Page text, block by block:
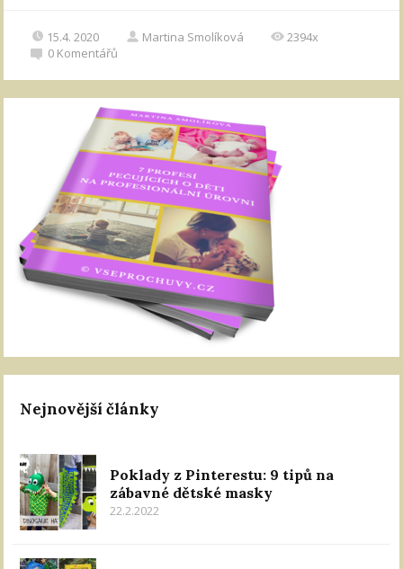
15.4. 2020 Martina Smolíková
2394x
0 Komentářů
Nejnovější články
Poklady z Pinterestu: 9 tipů na
zábavné dětské masky
22.2.2022